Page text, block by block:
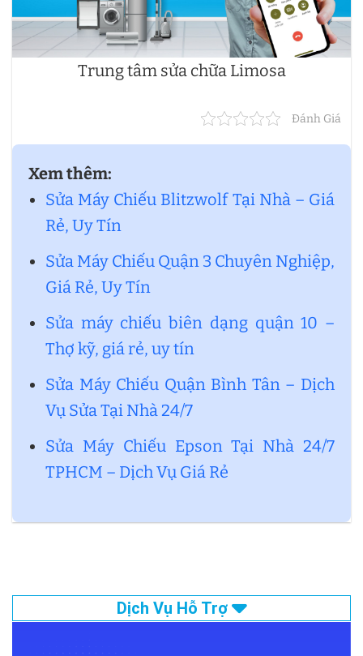
Trung tâm sửa chữa Limosa
Đánh Giá
Xem thêm:
Sửa Máy Chiếu Blitzwolf Tại Nhà – Giá
Rẻ, Uy Tín
Sửa Máy Chiếu Quận 3 Chuyên Nghiệp,
Giá Rẻ, Uy Tín
Sửa máy chiếu biên dạng quận 10 –
Thợ kỹ, giá rẻ, uy tín
Sửa Máy Chiếu Quận Bình Tân – Dịch
Vụ Sửa Tại Nhà 24/7
Sửa Máy Chiếu Epson Tại Nhà 24/7
TPHCM – Dịch Vụ Giá Rẻ
Dịch Vụ Hỗ Trợ